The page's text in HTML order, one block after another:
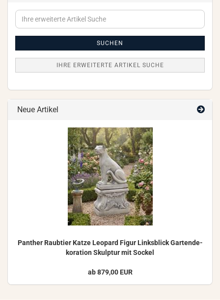
Ihre
erweiterte
SUCHEN
IHRE ERWEITERTE ARTIKEL SUCHE
Neue Artikel
Pan­ther Raub­tier Katze Leo­pard Figur Links­blick Gar­ten­de­
ko­ra­ti­on Skulp­tur mit So­ckel
ab 879,00 EUR